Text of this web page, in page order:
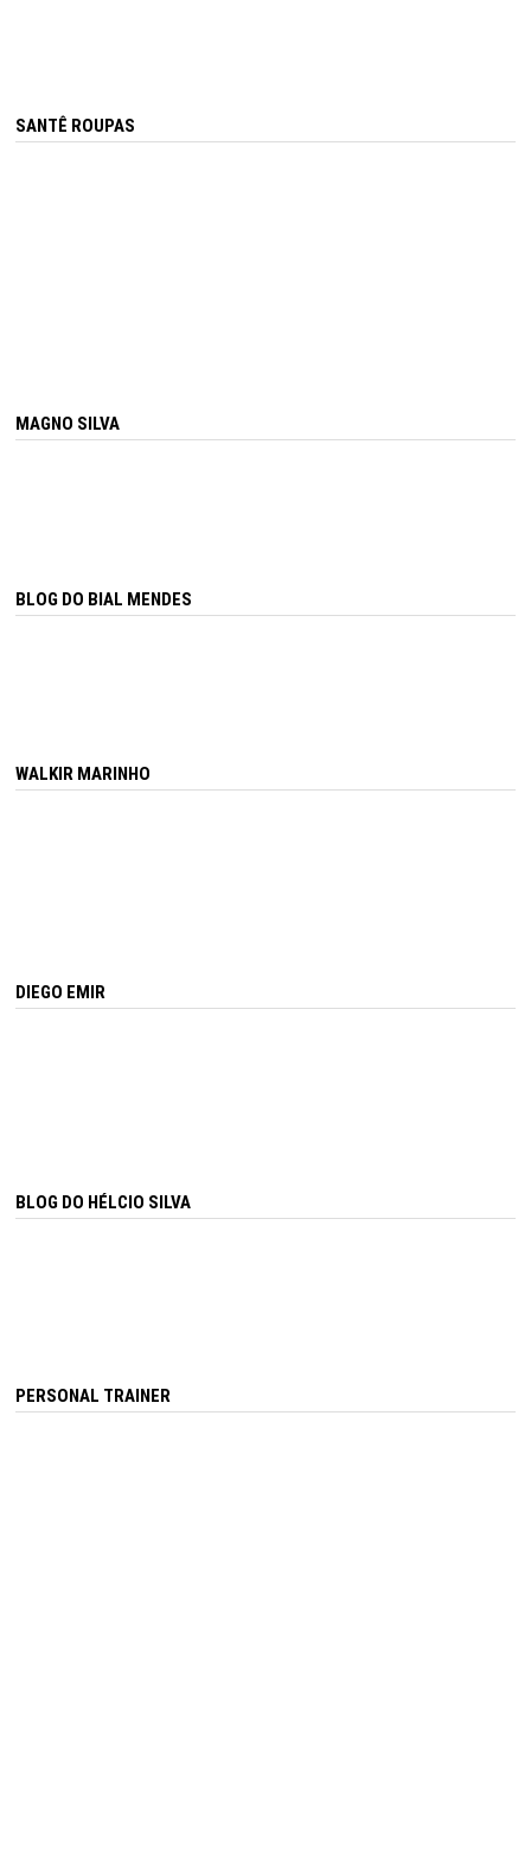
SANTÊ ROUPAS
MAGNO SILVA
BLOG DO BIAL MENDES
WALKIR MARINHO
DIEGO EMIR
BLOG DO HÉLCIO SILVA
PERSONAL TRAINER